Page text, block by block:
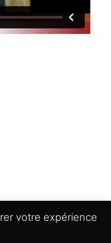
votre expérience